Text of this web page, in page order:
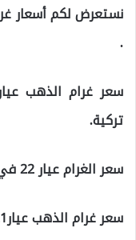
.
تركية.
سعر الغرام عيار 22 في تركيا بلغ 959 ليرة تركية.
سعر غرام الذهب عيار21 في تركيا وصل الى 892 ليرة.